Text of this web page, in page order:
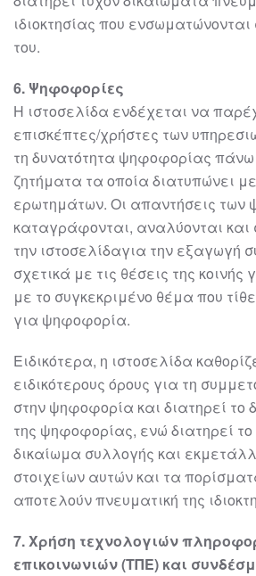
ιδιοκτησίας που
του.
6. Ψηφοφορίες
Η ιστοσελίδα ενδέχεται να
επισκέπτες/χρήστες των
τη δυνατότητα ψηφοφορίας πάνω
ζητήματα τα οποία διατυπώνει
ερωτημάτων. Οι απαντήσεις των
καταγράφονται, αναλύονται και
την ιστοσελίδαγια την εξαγωγή
σχετικά με τις θέσεις της
με το συγκεκριμένο θέμα που
για ψηφοφορία.
Ειδικότερα, η ιστοσελίδα
ειδικότερους όρους για τη
στην ψηφοφορία και διατηρεί το
της ψηφοφορίας, ενώ διατηρεί το
δικαίωμα συλλογής και
στοιχείων αυτών και τα
αποτελούν πνευματική της
7. Χρήση τεχνολογιών
επικοινωνιών (ΤΠΕ) και